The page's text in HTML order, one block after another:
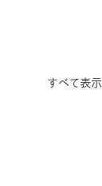
すべて表示